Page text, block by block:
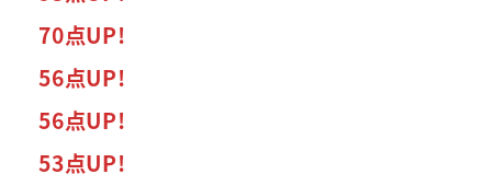
70点UP!
56点UP!
56点UP!
53点UP!